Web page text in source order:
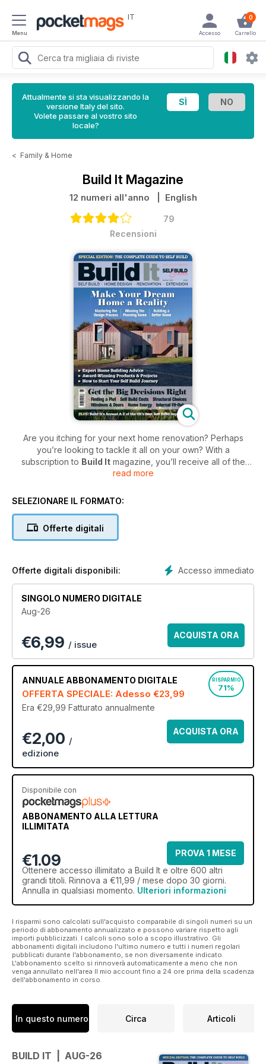
Menu
IT 0
Carrello
Accesso
Attualmente si sta visualizzando la
versione Italy del sito.
Volete passare al vostro sito
locale?
< Family & Home
Build It Magazine
12 numeri all'anno | English
79
Recensioni
Are you itching for your next home renovation? Perhaps
you’re looking to tackle it all on your own? With a
subscription to Build Itmagazine, you’ll receive all of the
practical advice and inspiration you need to undertake your
inspiration to help you plan out your next project. Plus, don’t
home renovations.
on your very own home building journey, then subscribe
to Build It digital magazine today - your ultimate home
renovation, DIY and custom home building monthly
read more
SELEZIONARE IL FORMATO:
Offerte digitali
Accesso immediato
Offerte digitali disponibili:
SINGOLO NUMERO DIGITALE
Aug-26
€6,99 / issue
ACQUISTA ORA
ANNUALE ABBONAMENTO DIGITALE
OFFERTA SPECIALE: Adesso €23,99
Era €29,99 Fatturato annualmente
RISPARMIO
71%
€2,00 /
edizione
ACQUISTA ORA
Disponibile con
ABBONAMENTO ALLA LETTURA
ILLIMITATA
€1.09
PROVA 1 MESE
Ottenere accesso illimitato a Build It e oltre 600 altri
grandi titoli. Rinnova a €11,99 / mese dopo 30 giorni.
Annulla in qualsiasi momento. Ulteriori informazioni
I risparmi sono calcolati sull'acquisto comparabile di singoli numeri su un
periodo di abbonamento annualizzato e possono variare rispetto agli
importi pubblicizzati. I calcoli sono solo a scopo illustrativo. Gli
abbonamenti digitali includono l'ultimo numero e tutti i numeri regolari
pubblicati durante l'abbonamento, se non diversamente indicato.
L'abbonamento scelto si rinnoverà automaticamente a meno che non
venga annullato nell'area Il mio account fino a 24 ore prima della scadenza
dell'abbonamento in corso.
In questo numero Circa Articoli
BUILD IT | AUG-26